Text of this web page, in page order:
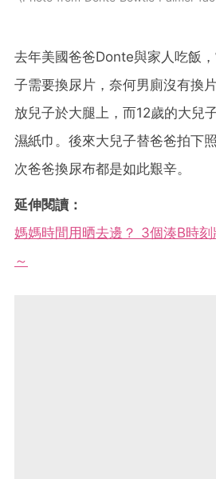
去年美國爸爸Donte與家人吃飯
子需要換尿片，奈何男廁沒有換
放兒子於大腿上，而12歲的大兒
濕紙巾。後來大兒子替爸爸拍下
次爸爸換尿布都是如此艱辛。
延伸閱讀：
媽媽時間用晒去邊？ 3個湊B時
～